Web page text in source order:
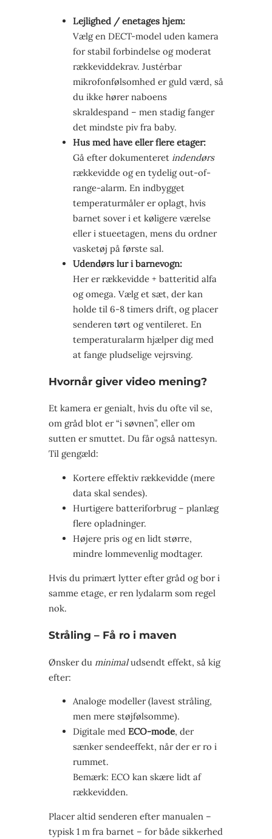
Lejlighed / enetages hjem:
Vælg en DECT-model uden kamera
for stabil forbindelse og moderat
rækkeviddekrav. Justérbar
mikrofonfølsomhed er guld værd, så
du ikke hører naboens
skraldespand – men stadig fanger
det mindste piv fra baby.
Hus med have eller flere etager:
Gå efter dokumenteret indendørs
rækkevidde og en tydelig out-of-
range-alarm. En indbygget
temperaturmåler er oplagt, hvis
barnet sover i et køligere værelse
eller i stueetagen, mens du ordner
vasketøj på første sal.
Udendørs lur i barnevogn:
Her er rækkevidde + batteritid alfa
og omega. Vælg et sæt, der kan
holde til 6-8 timers drift, og placer
senderen tørt og ventileret. En
temperaturalarm hjælper dig med
at fange pludselige vejrsving.
Hvornår giver video mening?
Et kamera er genialt, hvis du ofte vil se,
om gråd blot er “i søvnen”, eller om
sutten er smuttet. Du får også nattesyn.
Til gengæld:
Kortere effektiv rækkevidde (mere
data skal sendes).
Hurtigere batteriforbrug – planlæg
flere opladninger.
Højere pris og en lidt større,
mindre lommevenlig modtager.
Hvis du primært lytter efter gråd og bor i
samme etage, er ren lydalarm som regel
nok.
Stråling – Få ro i maven
Ønsker du minimaludsendt effekt, så kig
efter:
Analoge modeller (lavest stråling,
men mere støjfølsomme).
Digitale med ECO-mode, der
sænker sendeeffekt, når der er ro i
rummet.
Bemærk: ECO kan skære lidt af
rækkevidden.
Placer altid senderen efter manualen –
typisk 1 m fra barnet – for både sikkerhed